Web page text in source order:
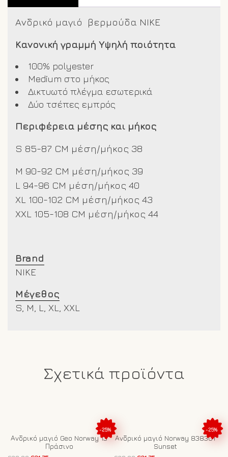
Ανδρικό μαγιό βερμούδα NIKE
Κανονική γραμμή Υψηλή ποιότητα
100% polyester
Medium στο μήκος
Δικτυωτό πλέγμα εσωτερικά
Δύο τσέπες εμπρός
Περιφέρεια μέσης και μήκος
S 85-87 CM μέση/μήκος 38
M 90-92 CM μέση/μήκος 39
L 94-96 CM μέση/μήκος 40
XL 100-102 CM μέση/μήκος 43
XXL 105-108 CM μέση/μήκος 44
Brand
NIKE
Μέγεθος
S, M, L, XL, XXL
Σχετικά προϊόντα
-25%
Ανδρικό μαγιό Geo Norway 13
Πράσινο
-25%
Ανδρικό μαγιό Norway 838301
Sunset